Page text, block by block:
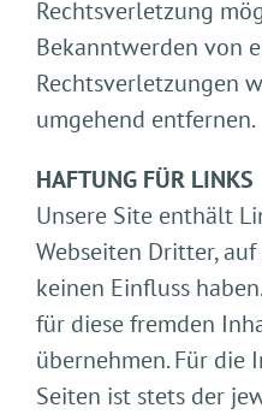
Rechtsverletzung
Bekanntwerden von
Rechtsverletzungen
umgehend entfernen.
HAFTUNG FÜR LINKS
Unsere Site enthält
Webseiten Dritter,
keinen Einfluss
für diese fremden
übernehmen. Für
Seiten ist stets der